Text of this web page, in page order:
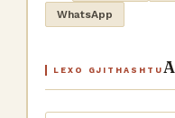
WhatsApp
LEXO GJITHASHTU